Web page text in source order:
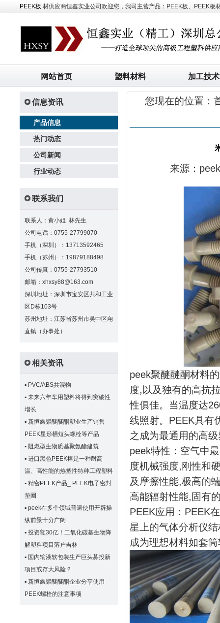
PEEK板 材供应商恒鑫实业公司欢迎您，我司主营产品：PEEK板、PEEK板
网站首页 塑料材料 加工技术
信息资讯
产品信息
热门动态
公司新闻
行业动态
联系我们
联系人：黄小姐 林先生
公司电话：0755-27799070
手机（深圳）：13713592465
手机（苏州）：19879188498
公司传真：0755-27793510
邮箱：xhxsy88@163.com
深圳地址：深圳市宝安区共和工业
区D栋103号
苏州地址：江苏省苏州市吴中区甪
直镇（办事处）
相关资讯
▪ PVC/ABS共混物
▪ 未来六年车用塑料将得到突破性
增长
▪ 新恒鑫聚醚醚酮塑业生产销售
PEEK星形槽短头螺栓等产品
▪ 阻燃型生物质基聚氨酯建筑
▪ 进口黑色PEEK棒是一种耐高
温、高性能的热塑性特种工程塑料
▪ 精密PEEK产品_ PEEK电子密封
垫圈
▪ peek在多个领域普遍使用开辟操
纵前景十分广阔
▪ 投资额30亿！二氧化碳基生物降
解塑料项目落户吉林
▪ 国内输液软包装生产巨头募投新
项目或存大风险？
▪ 新恒鑫聚醚醚酮企业分享使用
PEEK螺栓的注意事项
您现在的位置：
来源：
peek聚醚醚酮材料
度,以及独有的高抗
性俱佳。当温度达
线照射。PEEK具有
之成为最通用的高
peek特性：空气中
度机械强度,刚性和
及摩擦性能,极高的
高能辐射性能,固有
PEEK应用：PEEK
星上的气体分析仪
成为理想材料如套